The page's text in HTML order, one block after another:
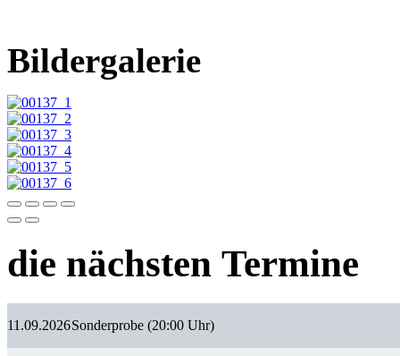
Bildergalerie
die nächsten Termine
11.09.2026Sonderprobe (20:00 Uhr)